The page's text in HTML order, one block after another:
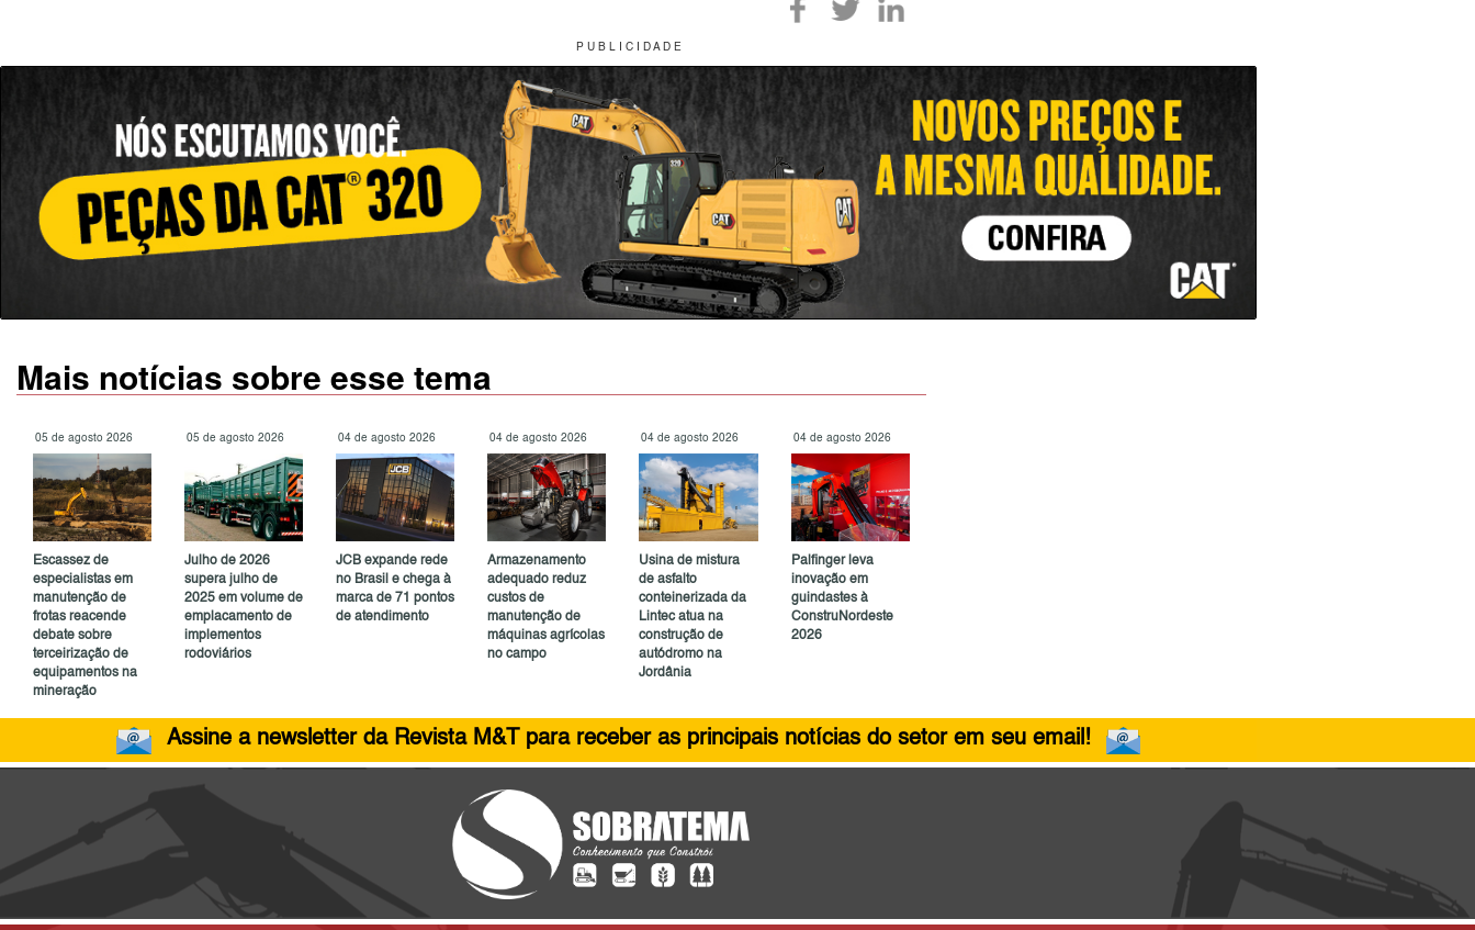
P U B L I C I D A D E
Mais notícias sobre esse tema
05 de agosto 2026
Escassez de
especialistas em
manutenção de
frotas reacende
debate sobre
terceirização de
equipamentos na
mineração
05 de agosto 2026
Julho de 2026
supera julho de
2025 em volume de
emplacamento de
implementos
rodoviários
04 de agosto 2026
JCB expande rede
no Brasil e chega à
marca de 71 pontos
de atendimento
04 de agosto 2026
Armazenamento
adequado reduz
custos de
manutenção de
máquinas agrícolas
no campo
04 de agosto 2026
Usina de mistura
de asfalto
conteinerizada da
Lintec atua na
construção de
autódromo na
Jordânia
04 de agosto 2026
Palfinger leva
inovação em
guindastes à
ConstruNordeste
2026
Assine a newsletter da Revista M&T para receber as principais notícias do setor em seu email!